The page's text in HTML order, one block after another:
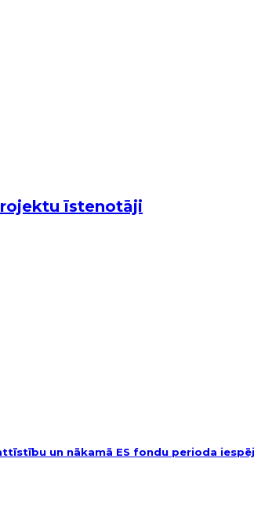
īstenotāji
un nākamā ES fondu perioda